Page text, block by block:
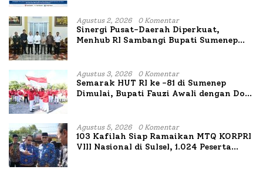
Agustus 2, 2026 0 Komentar
Sinergi Pusat-Daerah Diperkuat,
Menhub RI Sambangi Bupati Sumenep
Agustus 3, 2026 0 Komentar
Semarak HUT RI ke -81 di Sumenep
Dimulai, Bupati Fauzi Awali dengan Doa
Agustus 5, 2026 0 Komentar
103 Kafilah Siap Ramaikan MTQ KORPRI
VIII Nasional di Sulsel, 1.024 Peserta